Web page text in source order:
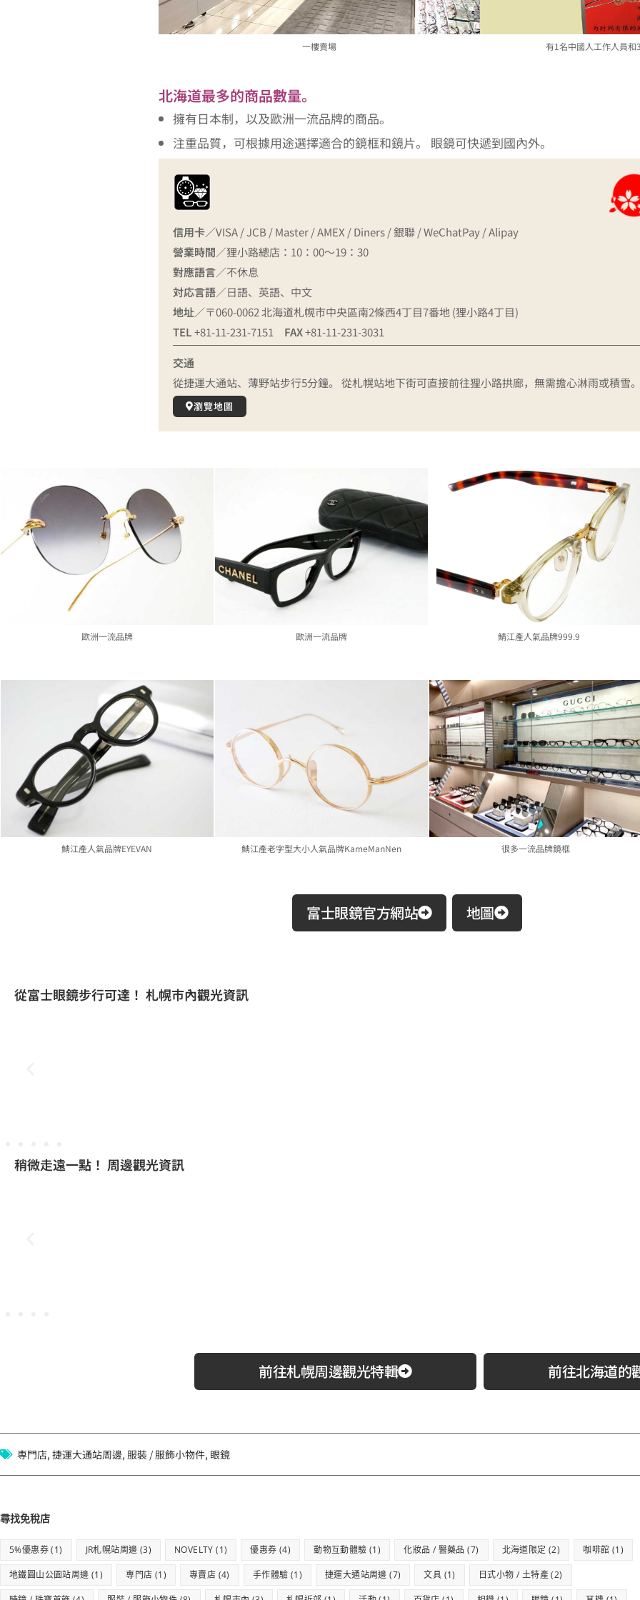
一樓賣場 有1名中國人工作人員
北海道最多的商品數量。
擁有日本制，以及歐洲一流品牌的商品。
注重品質，可根據用途選擇適合的鏡框和鏡片。 眼鏡可快遞到國內外。
信用卡／VISA / JCB / Master / AMEX / Diners / 銀聯 / WeChatPay / Alipay
營業時間／狸小路總店：10：00～19：30
對應語言／不休息
対応言語／日語、英語、中文
地址／〒060-0062 北海道札幌市中央區南2條西4丁目7番地 (狸小路4丁目)
TEL+81-11-231-7151 FAX+81-11-231-3031
交通
從捷運大通站、薄野站步行5分鐘。 從札幌站地下街可直接前往狸小路拱廊，無需擔心淋雨或積雪
瀏覽地圖
歐洲一流品牌 歐洲一流品牌 鯖江產人氣品牌999.9
鯖江產人氣品牌EYEVAN 鯖江產老字型大小人氣品牌KameManNen 很多一流品牌鏡框
富士眼鏡官方網站 地圖
從富士眼鏡步行可達！ 札幌市內觀光資訊
稍微走遠一點！ 周邊觀光資訊
前往札幌周邊觀光特輯 前往北海道的
専門店, 捷運大通站周邊, 服裝 / 服飾小物件, 眼鏡
尋找免稅店
5%優惠券(1) JR札幌站周邊 (3) NOVELTY (1) 優惠券 (4) 動物互動體驗 (1) 化妝品 / 醫藥品 (7) 北海道限定 (2) 咖啡館 (1)
地鐵圓山公園站周邊 (1) 専門店 (1) 專賣店 (4) 手作體驗 (1) 捷運大通站周邊 (7) 文具 (1) 日式小物 / 土特產(2)